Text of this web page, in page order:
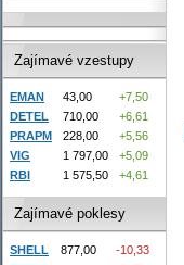
Zajímavé vzestupy
EMAN 43,00
+7,50
DETEL
710,00
+6,61
PRAPM
228,00
+5,56
VIG
1 797,00
+5,09
RBI
1 575,50 +4,61
Zajímavé poklesy
SHELL 877,00
-10,33